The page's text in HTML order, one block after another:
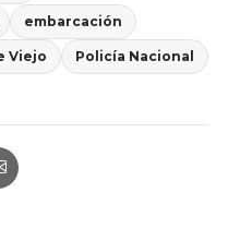
embarcación
Viejo Policía Nacional